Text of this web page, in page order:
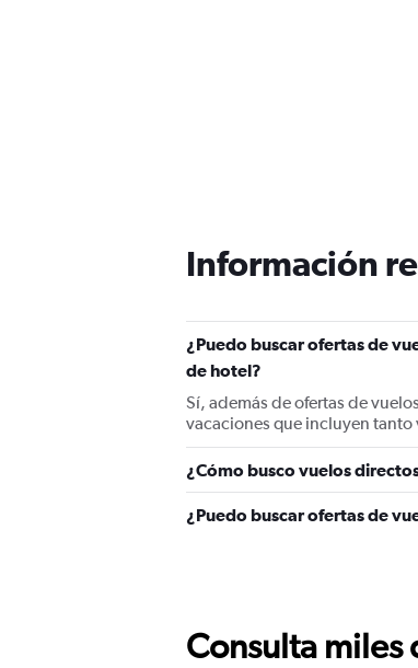
Información
¿Puedo buscar ofertas de
de hotel?
Sí, además de ofertas de
vacaciones que incluyen
¿Cómo busco vuelos
¿Puedo buscar ofertas de
Consulta